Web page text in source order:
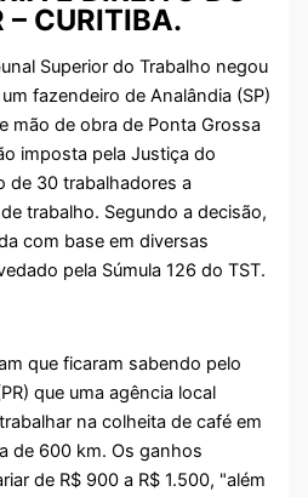
– CURITIBA.
Superior do Trabalho negou
fazendeiro de Analândia (SP)
mão de obra de Ponta Grossa
imposta pela Justiça do
de 30 trabalhadores a
trabalho. Segundo a decisão,
com base em diversas
pela Súmula 126 do TST.
que ficaram sabendo pelo
que uma agência local
na colheita de café em
de 600 km. Os ganhos
de R$ 900 a R$ 1.500, "além